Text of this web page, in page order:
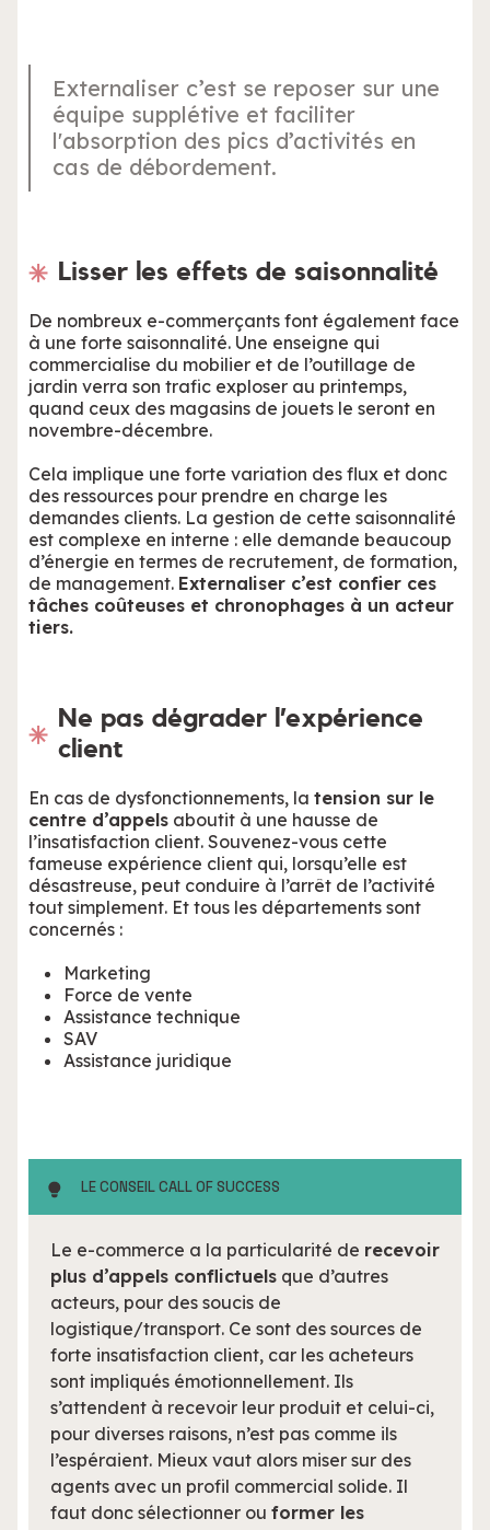
Externaliser c’est se reposer sur une
équipe supplétive et faciliter
l'absorption des pics d’activités en
cas de débordement.
Lisser les effets de saisonnalité
De nombreux e-commerçants font également face
à une forte saisonnalité. Une enseigne qui
commercialise du mobilier et de l’outillage de
jardin verra son trafic exploser au printemps,
quand ceux des magasins de jouets le seront en
novembre-décembre.
Cela implique une forte variation des flux et donc
des ressources pour prendre en charge les
demandes clients. La gestion de cette saisonnalité
est complexe en interne : elle demande beaucoup
d’énergie en termes de recrutement, de formation,
de management. Externaliser c’est confier ces
tâches coûteuses et chronophages à un acteur
tiers.
Ne pas dégrader l’expérience
client
En cas de dysfonctionnements, la tension sur le
centre d’appels aboutit à une hausse de
l’insatisfaction client. Souvenez-vous cette
fameuse expérience client qui, lorsqu’elle est
désastreuse, peut conduire à l’arrêt de l’activité
tout simplement. Et tous les départements sont
concernés :
Marketing
Force de vente
Assistance technique
SAV
Assistance juridique
LE CONSEIL CALL OF SUCCESS
Le e-commerce a la particularité de recevoir
plus d’appels conflictuels que d’autres
acteurs, pour des soucis de
logistique/transport. Ce sont des sources de
forte insatisfaction client, car les acheteurs
sont impliqués émotionnellement. Ils
s’attendent à recevoir leur produit et celui-ci,
pour diverses raisons, n’est pas comme ils
l’espéraient. Mieux vaut alors miser sur des
agents avec un profil commercial solide. Il
faut donc sélectionner ou former les